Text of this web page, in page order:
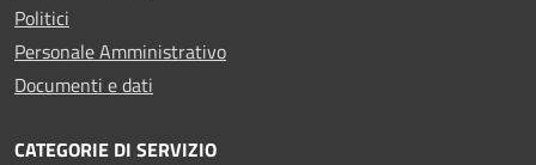
Politici
Personale Amministrativo
Documenti e dati
CATEGORIE DI SERVIZIO